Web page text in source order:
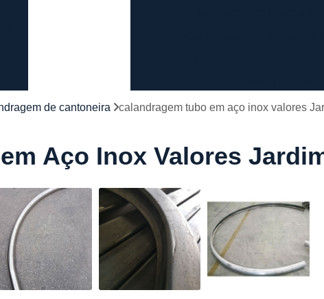
Calandragem Tubo em
Conformação com Tubo Tipo
Conformação em
Conformação para
Conformação Tubo de Metal
Corrimão Aço Tipo
Corrimão de
de cantoneira calandragem tubo em aço inox valores
Aço Inox Valores